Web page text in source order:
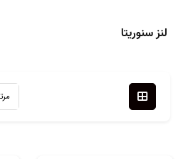
لنز سنوریتا